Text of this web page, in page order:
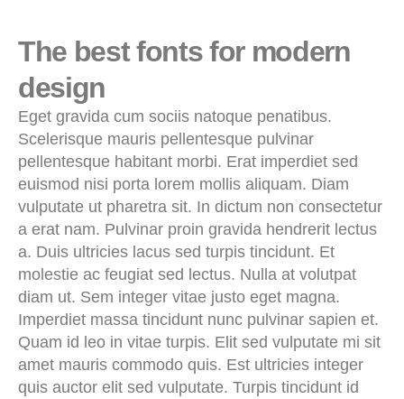
The best fonts for modern
design
Eget gravida cum sociis natoque penatibus.
Scelerisque mauris pellentesque pulvinar
pellentesque habitant morbi. Erat imperdiet sed
euismod nisi porta lorem mollis aliquam. Diam
vulputate ut pharetra sit. In dictum non consectetur
a erat nam. Pulvinar proin gravida hendrerit lectus
a. Duis ultricies lacus sed turpis tincidunt. Et
molestie ac feugiat sed lectus. Nulla at volutpat
diam ut. Sem integer vitae justo eget magna.
Imperdiet massa tincidunt nunc pulvinar sapien et.
Quam id leo in vitae turpis. Elit sed vulputate mi sit
amet mauris commodo quis. Est ultricies integer
quis auctor elit sed vulputate. Turpis tincidunt id